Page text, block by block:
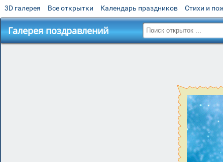
3D галерея Все открытки Календарь праздников Стихи и
Галерея поздравлений